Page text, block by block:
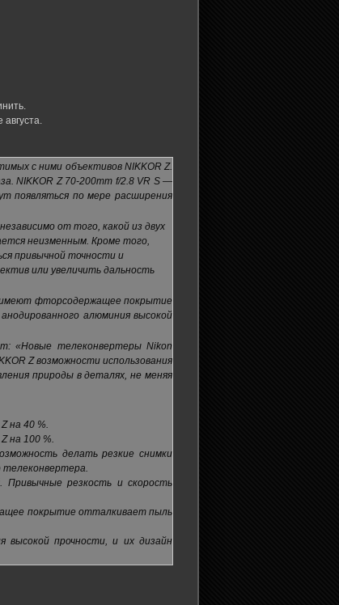
с ними объективов NIKKOR Z.
NIKKOR Z 70-200mm f/2.8 VR S —
появляться по мере расширения
от того, какой из двух
неизменным. Кроме того,
привычной точности и
или увеличить дальность
фторсодержащее покрытие
алюминия высокой
«Новые телеконвертеры Nikon
Z возможности использования
природы в деталях, не меняя
на 40 %.
на 100 %.
делать резкие снимки
телеконвертера.
Привычные резкость и скорость
покрытие отталкивает пыль
высокой прочности, и их дизайн